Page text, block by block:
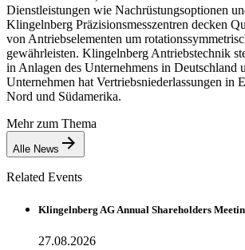
Dienstleistungen wie Nachrüstungsoptionen
Klingelnberg Präzisionsmesszentren decken
von Antriebselementen um
gewährleisten. Klingelnberg Antriebstechnik
in Anlagen des Unternehmens in Deutschland
Unternehmen hat Vertriebsniederlassungen in
Nord und Südamerika.
Mehr zum Thema
Alle News
Related Events
Klingelnberg AG Annual Shareholders
27.08.2026